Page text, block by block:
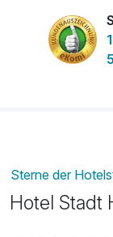
5
Sterne der
Hotel Stadt